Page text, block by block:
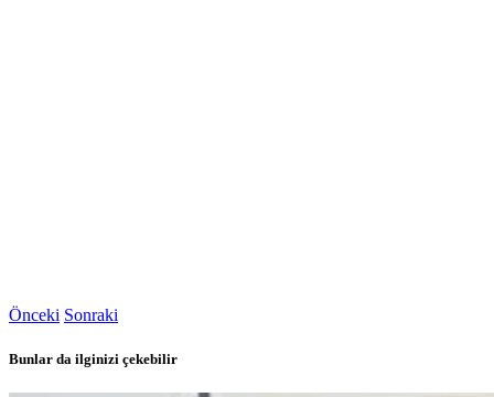
Önceki Sonraki
Bunlar da ilginizi çekebilir